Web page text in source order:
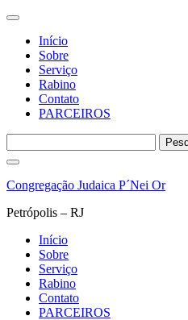
Início
Sobre
Serviço
Rabino
Contato
PARCEIROS
por:
Pular
o
Congregação Judaica P´Nei Or
Petrópolis – RJ
Início
Sobre
Serviço
Rabino
Contato
PARCEIROS